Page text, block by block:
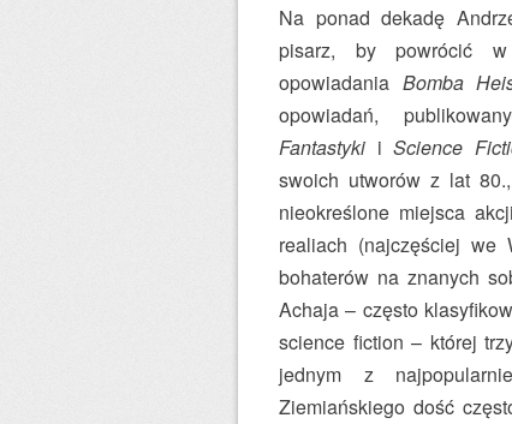
Na ponad dekadę
pisarz, by powrócić
opowiadania Bomba
opowiadań,
Fantastyki i Science
swoich utworów z lat
nieokreślone miejsca
realiach (najczęściej we
bohaterów na znanych
Achaja – często
science fiction – której
jednym z
Ziemiańskiego dość